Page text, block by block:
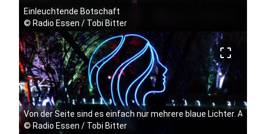
Einleuchtende Botschaft
© Radio Essen / Tobi Bitter
crop_free
Von der Seite sind es einfach nur mehrere blaue Lichter. Aber
© Radio Essen / Tobi Bitter